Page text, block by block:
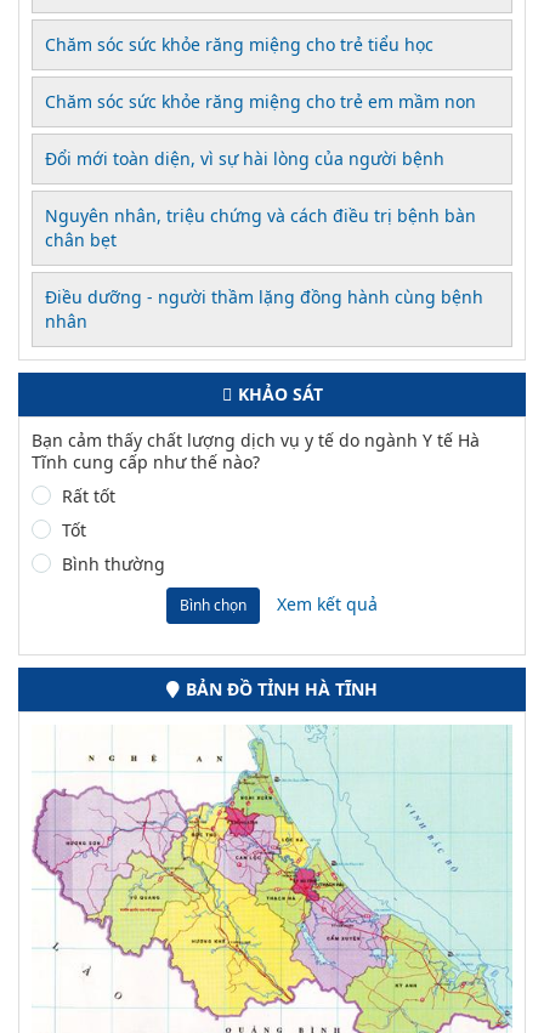
Chăm sóc sức khỏe răng miệng cho trẻ tiểu học
Chăm sóc sức khỏe răng miệng cho trẻ em mầm non
Đổi mới toàn diện, vì sự hài lòng của người bệnh
Nguyên nhân, triệu chứng và cách điều trị bệnh bàn
chân bẹt
Điều dưỡng - người thầm lặng đồng hành cùng bệnh
nhân
KHẢO SÁT
Bạn cảm thấy chất lượng dịch vụ y tế do ngành Y tế Hà
Tĩnh cung cấp như thế nào?
Rất tốt
Tốt
Bình thường
Bình chọn Xem kết quả
BẢN ĐỒ TỈNH HÀ TĨNH